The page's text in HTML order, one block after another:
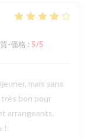
-価格 : 5/5
mais sans
bon pour
arrangeants.
!